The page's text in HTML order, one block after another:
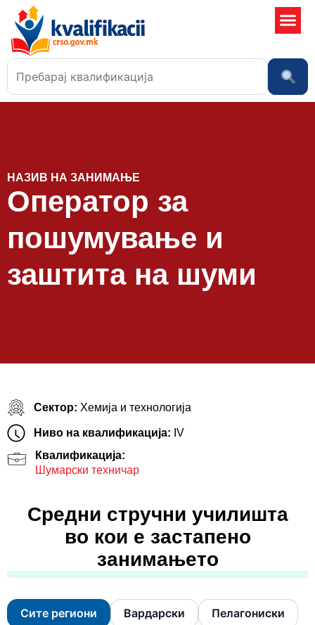
НАЗИВ НА ЗАНИМАЊЕ
Оператор за
пошумување и
заштита на шуми
Сектор: Хемија и технологија
Ниво на квалификација: IV
Квалификација:
Шумарски техничар
Средни стручни училишта
во кои е застапено
занимањето
Сите региони Вардарски Пелагониски